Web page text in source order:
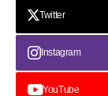
Twitter
Instagram
YouTube